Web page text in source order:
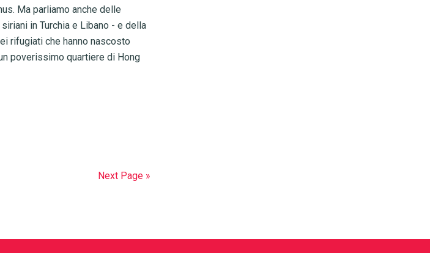
Ma parliamo anche delle
in Turchia e Libano - e della
rifugiati che hanno nascosto
poverissimo quartiere di Hong
Next Page »